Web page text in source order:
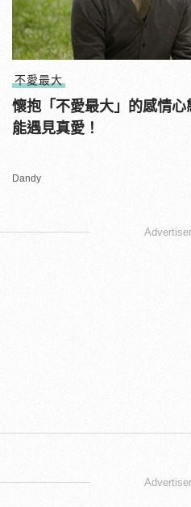
不愛最大
懷抱「不愛最大」的感情
能遇見真愛！
Dandy